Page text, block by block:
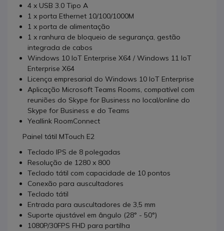
4 x USB 3.0 Tipo A
1 x porta Ethernet 10/100/1000M
1 x porta de alimentação
1 x ranhura de bloqueio de segurança, gestão
integrada de cabos
Windows 10 IoT Enterprise X64 / Windows 11 IoT
Enterprise X64
Licença empresarial do Windows 10 IoT Enterprise
Aplicação Microsoft Teams Rooms, compatível com
reuniões do Skype for Business no local/online do
Skype for Business e do Teams
Yeallink RoomConnect
Painel tátil MTouch E2
Teclado IPS de 8 polegadas
Resolução de 1280 x 800
Teclado tátil com capacidade de 10 pontos
Conexão para auscultadores
Teclado tátil
Entrada para auscultadores de 3,5 mm
Suporte ajustável em ângulo (28° - 50°)
1080P/30FPS FHD para partilha